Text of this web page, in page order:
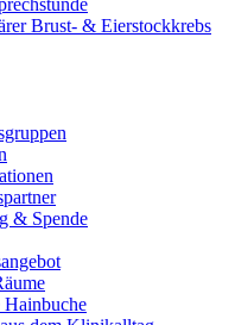
Brust- & Eierstockkrebs
& Spende